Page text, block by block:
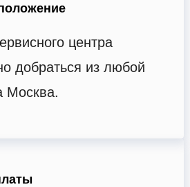
центра
добраться из любой
Москва.